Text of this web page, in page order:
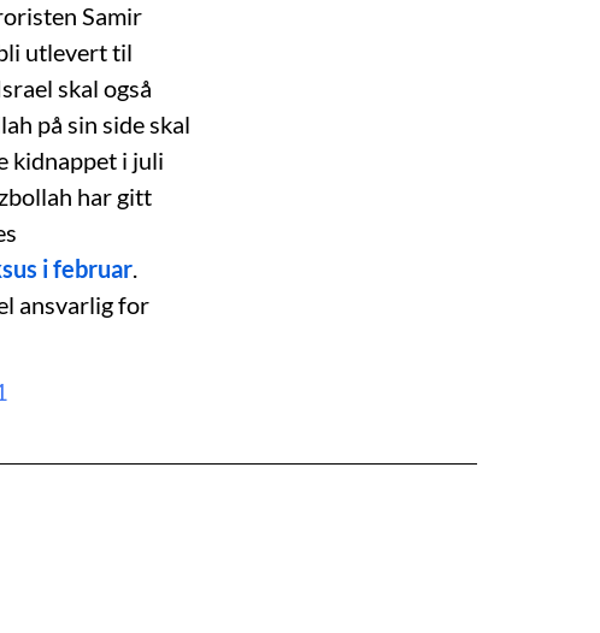
Samir
utlevert til
skal også
på sin side skal
kidnappet i juli
har gitt
i februar.
ansvarlig for